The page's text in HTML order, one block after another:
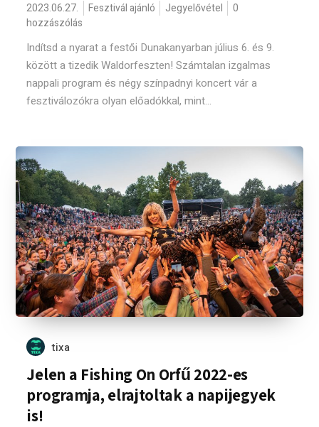
2023.06.27. Fesztivál ajánló Jegyelővétel
0
hozzászólás
Indítsd a nyarat a festői Dunakanyarban július 6. és 9.
között a tizedik Waldorfeszten! Számtalan izgalmas
nappali program és négy színpadnyi koncert vár a
fesztiválozókra olyan előadókkal, mint...
tixa
Jelen a Fishing On Orfű 2022-es
programja, elrajtoltak a napijegyek
is!